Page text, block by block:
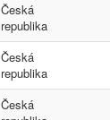
Česká
republika
Česká
republika
Česká